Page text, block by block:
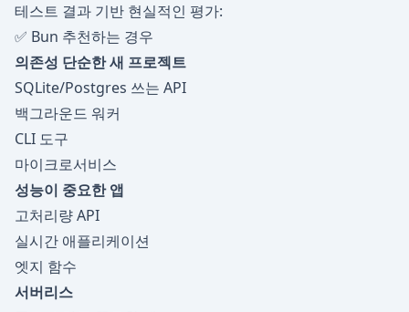
테스트 결과 기반 현실적인 평가:
✅ Bun 추천하는 경우
의존성 단순한 새 프로젝트
SQLite/Postgres 쓰는 API
백그라운드 워커
CLI 도구
마이크로서비스
성능이 중요한 앱
고처리량 API
실시간 애플리케이션
엣지 함수
서버리스